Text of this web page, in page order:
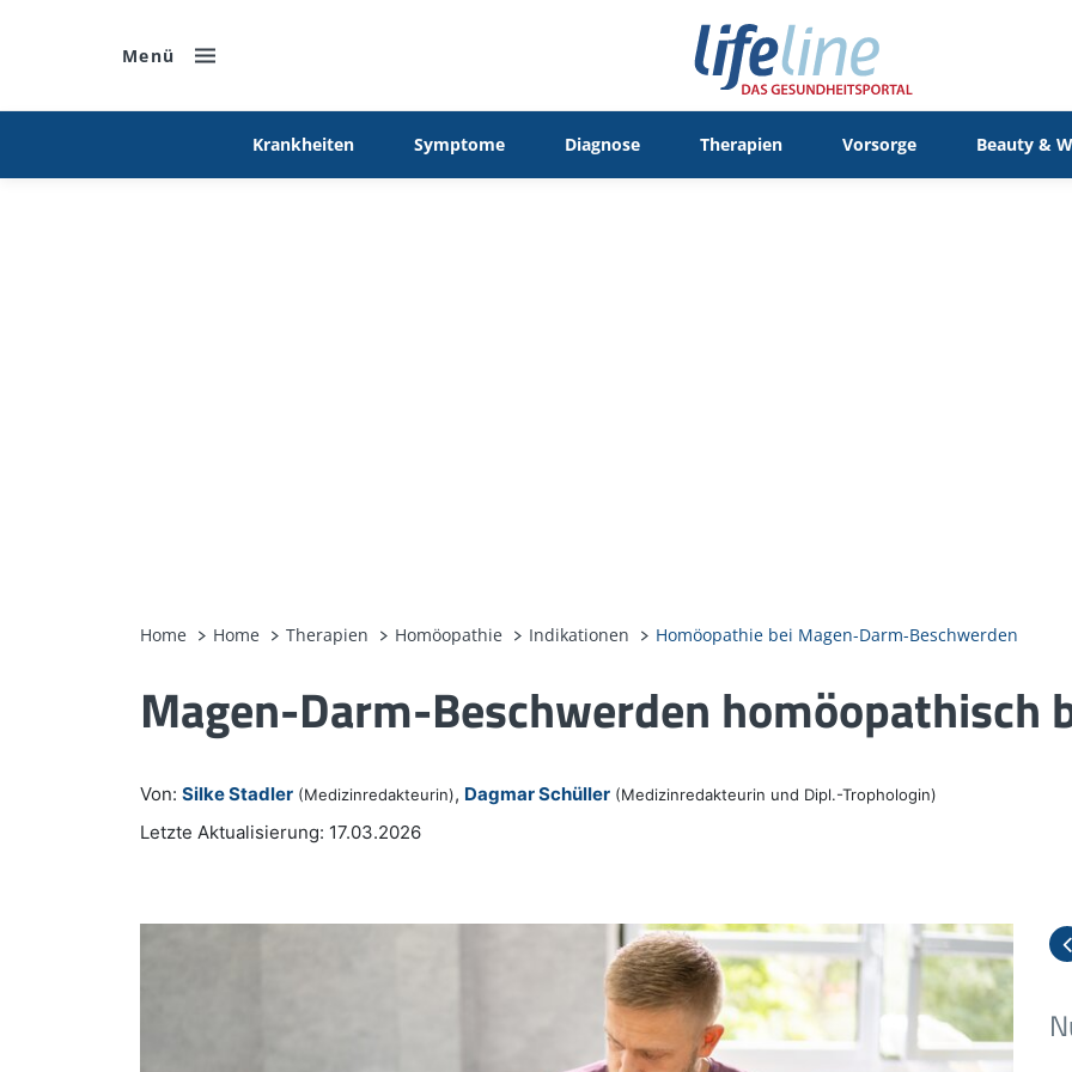
Menü
Krankheiten Symptome Diagnose Therapien Vorsorge Beauty &
Home Home Therapien Homöopathie Indikationen Homöopathie bei Magen-Darm-Beschwerden
Magen-Darm-Beschwerden homöopathisch
Von: Silke Stadler (Medizinredakteurin), Dagmar Schüller (Medizinredakteurin und Dipl.-Trophologin)
Letzte Aktualisierung: 17.03.2026